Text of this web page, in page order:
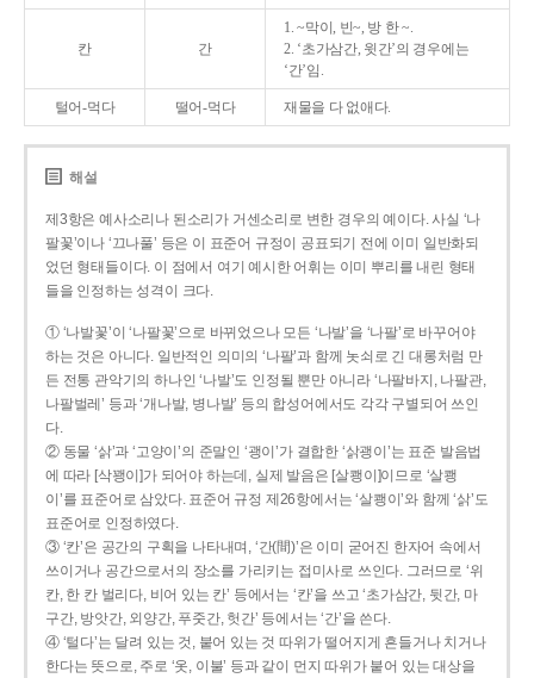
칸 간
1. ~막이, 빈~, 방 한 ~.
2. ‘초가삼간, 윗간’의 경우에는
‘간’임.
털어-먹다 떨어-먹다 재물을 다 없애다.
해설
제3항은 예사소리나 된소리가 거센소리로 변한 경우의 예이다. 사실 ‘나
팔꽃’이나 ‘끄나풀’ 등은 이 표준어 규정이 공표되기 전에 이미 일반화되
었던 형태들이다. 이 점에서 여기 예시한 어휘는 이미 뿌리를 내린 형태
들을 인정하는 성격이 크다.
① ‘나발꽃’이 ‘나팔꽃’으로 바뀌었으나 모든 ‘나발’을 ‘나팔’로 바꾸어야
하는 것은 아니다. 일반적인 의미의 ‘나팔’과 함께 놋쇠로 긴 대롱처럼 만
든 전통 관악기의 하나인 ‘나발’도 인정될 뿐만 아니라 ‘나팔바지, 나팔관,
나팔벌레’ 등과 ‘개나발, 병나발’ 등의 합성어에서도 각각 구별되어 쓰인
다.
② 동물 ‘삵’과 ‘고양이’의 준말인 ‘괭이’가 결합한 ‘삵괭이’는 표준 발음법
에 따라 [삭꽹이]가 되어야 하는데, 실제 발음은 [살쾡이]이므로 ‘살쾡
이’를 표준어로 삼았다. 표준어 규정 제26항에서는 ‘살쾡이’와 함께 ‘삵’도
표준어로 인정하였다.
③ ‘칸’은 공간의 구획을 나타내며, ‘간(間)’은 이미 굳어진 한자어 속에서
쓰이거나 공간으로서의 장소를 가리키는 접미사로 쓰인다. 그러므로 ‘위
칸, 한 칸 벌리다, 비어 있는 칸’ 등에서는 ‘칸’을 쓰고 ‘초가삼간, 뒷간, 마
구간, 방앗간, 외양간, 푸줏간, 헛간’ 등에서는 ‘간’을 쓴다.
④ ‘털다’는 달려 있는 것, 붙어 있는 것 따위가 떨어지게 흔들거나 치거나
한다는 뜻으로, 주로 ‘옷, 이불’ 등과 같이 먼지 따위가 붙어 있는 대상을